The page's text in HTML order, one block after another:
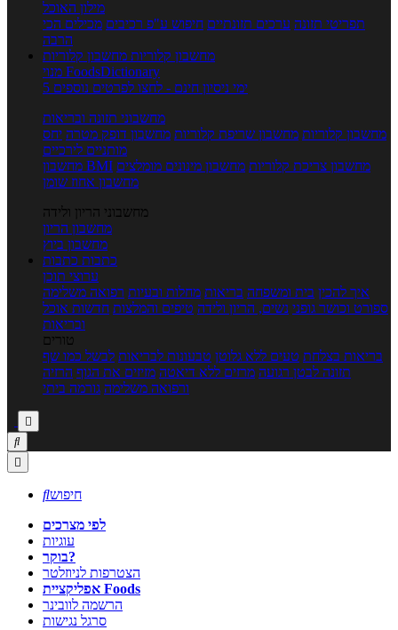
מילון האוכל
תפריטי תזונה ערכים תזונתיים חיפוש ע"פ רכיבים מכילים הכי
הרבה
מחשבון קלוריות מחשבון קלוריות
מנוי FoodsDictionary
5 ימי ניסיון חינם - לחצו לפרטים נוספים
מחשבוני תזונה ובריאות
מחשבון קלוריות מחשבון שריפת קלוריות מחשבון דופק מטרה יחס
מותניים לירכיים
מחשבון BMI
מחשבון צריכת קלוריות מחשבון מינונים מומלצים
מחשבון אחוז שומן
מחשבוני הריון ולידה
מחשבון הריון
מחשבון ביוץ
כתבות כתבות
ערוצי תוכן
איך להכין בית ומשפחה בריאות מחלות ובעיות רפואה משלימה
ספורט וכושר גופני נשים, הריון ולידה טיפים והמלצות חדשות אוכל
ובריאות
טורים
בריאות בצלחת טעים ללא גלוטן טבעונות לבריאות לבשל כמו שף
תזונה לבטן רגועה מרזים ללא דיאטה מזיזים את הגוף הרזיה
ורפואה משלימה גורמה ביתי



חיפוש
לפי מצרכים
עוגיות
בוקר?
הצטרפות לניוזלטר
אפליקציית Foods
הרשמה לוובינר
סרגל נגישות